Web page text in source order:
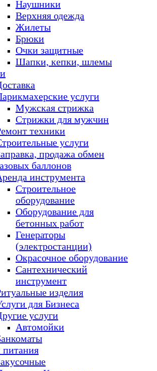
Наушники
Верхняя одежда
Жилеты
Брюки
Очки защитные
Шапки, кепки, шлемы
услуги
Мужская стрижка
Стрижки для мужчин
техники
услуги
продажа обмен
баллонов
инструмента
Строительное
оборудование
Оборудование для
бетонных работ
Генераторы
(электростанции)
Окрасочное оборудование
Сантехнический
инструмент
изделия
для Бизнеса
услуги
Автомойки
питания